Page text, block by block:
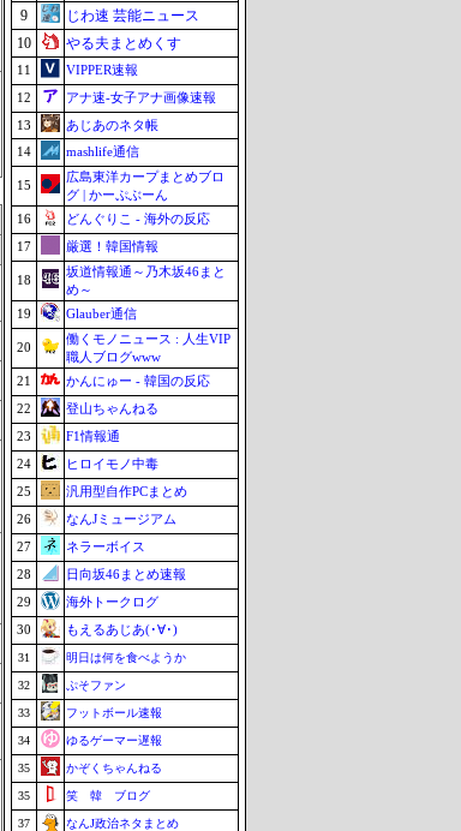
9
じわ速 芸能ニュース
10
やる夫まとめくす
11
VIPPER速報
12
アナ速‐女子アナ画像速報
13
あじあのネタ帳
14
mashlife通信
15
広島東洋カープまとめブロ
グ | かーぷぶーん
16
どんぐりこ - 海外の反応
17
厳選！韓国情報
18
坂道情報通～乃木坂46まと
め～
19
Glauber通信
20
働くモノニュース : 人生VIP
職人ブログwww
21
かんにゅー - 韓国の反応
22
登山ちゃんねる
23
F1情報通
24
ヒロイモノ中毒
25
汎用型自作PCまとめ
26
なんJミュージアム
27
ネラーボイス
28
日向坂46まとめ速報
29
海外トークログ
30
もえるあじあ(･∀･)
31 明日は何を食べようか
32 ぷそファン
33 フットボール速報
34 ゆるゲーマー遅報
35 かぞくちゃんねる
35 笑 韓 ブログ
37 なんJ政治ネタまとめ